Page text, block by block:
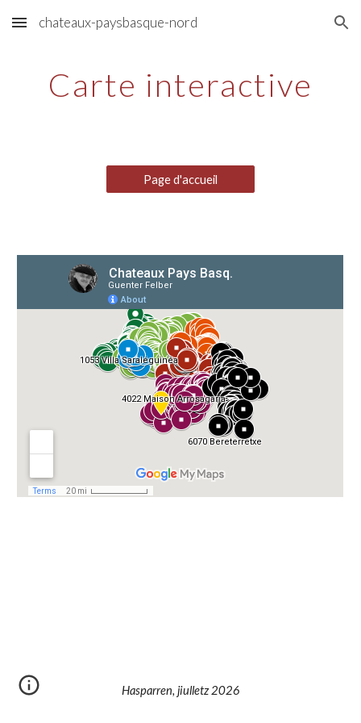
Skip to main content Skip to navigation
chateaux-paysbasque-nord
Carte interactive
Page d'accueil
Hasparren, jiulletz 2026